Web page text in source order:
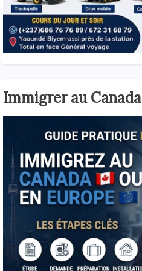
Immigrer au Canada